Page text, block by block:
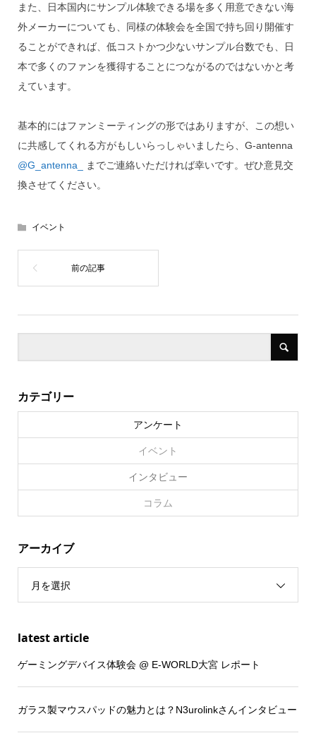
また、日本国内にサンプル体験できる場を多く用意できない海
外メーカーについても、同様の体験会を全国で持ち回り開催す
ることができれば、低コストかつ少ないサンプル台数でも、日
本で多くのファンを獲得することにつながるのではないかと考
えています。
基本的にはファンミーティングの形ではありますが、この想い
に共感してくれる方がもしいらっしゃいましたら、G-antenna
@G_antenna_
までご連絡いただければ幸いです。ぜひ意見交
換させてください。
イベント
カテゴリー
アンケート
イベント
インタビュー
コラム
アーカイブ
月を選択
latest article
ゲーミングデバイス体験会 @ E-WORLD大宮 レポート
ガラス製マウスパッドの魅力とは？N3urolinkさんインタビュー